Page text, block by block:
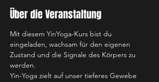
Über die Veranstaltung
Mit diesem YinYoga-Kurs bist du
eingeladen, wachsam für den eigenen
Zustand und die Signale des Körpers zu
werden.
Yin-Yoga zielt auf unser tieferes Gewebe